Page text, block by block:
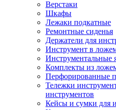
Верстаки
Шкафы
Лежаки подкатные
Ремонтные сиденья
Держатели для
Инструмент в
Инструментальные
Комплекты из
Перфорированные
Тележки
инструментов
Кейсы и сумки для